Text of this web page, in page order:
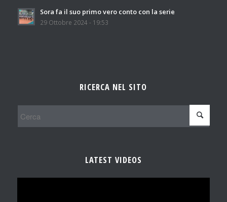
Sora fa il suo primo vero conto con la serie
29 Ottobre 2024 - 19:53
RICERCA NEL SITO
LATEST VIDEOS